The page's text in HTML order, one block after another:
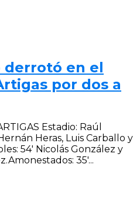
derrotó en el
por dos a
Estadio: Raúl
Heras, Luis Carballo y
54′ Nicolás González y
35′...